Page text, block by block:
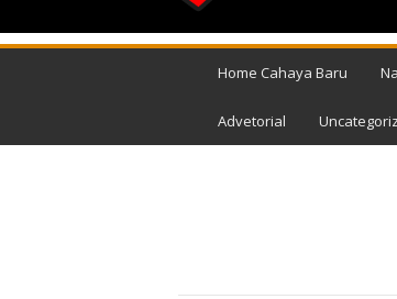
M
Home Cahaya Baru
Advetorial